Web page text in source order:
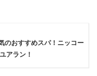
のおすすめスパ！ニッコー
アラン！